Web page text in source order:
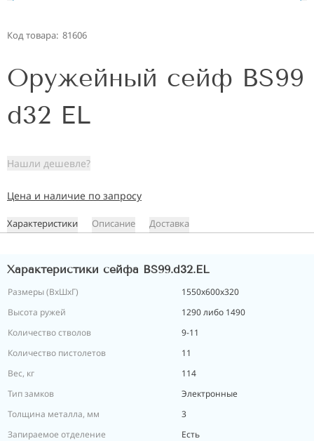
Код товара: 81606
Оружейный сейф BS99
d32 EL
Нашли дешевле?
Цена и наличие по запросу
Характеристики Описание Доставка
Характеристики сейфа BS99.d32.EL
Размеры (ВxШxГ)
1550x600x320
Высота ружей
1290 либо 1490
Количество стволов
9-11
Количество пистолетов
11
Вес, кг
114
Тип замков
Электронные
Толщина металла, мм
3
Запираемое отделение
Есть